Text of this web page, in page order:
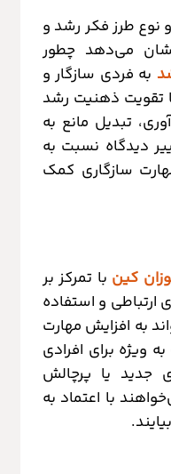
نوع طرز فکر رشد و
می‌دهد چطور
به فردی سازگار و
تقویت ذهنیت رشد
تبدیل مانع به
دیدگاه نسبت به
سازگاری کمک
کین با تمرکز بر
و استفاده
به افزایش مهارت
ویژه برای افرادی
جدید یا پرچالش
با اعتماد به